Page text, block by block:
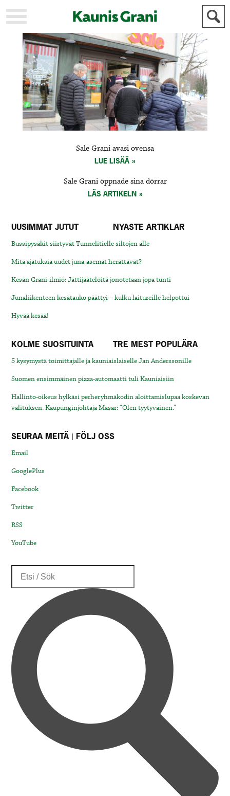
KAUPUNKI
STADEN
AJANKOHTAISTA
AKTUELLT
URHEILU
IDROTT
KULTTUURI
KULTUR
HISTORIA
HISTORIA
YLEINEN
ALLMÄN
FÖR
ANNONSÖRER
Sale Grani avasi ovensa
LUE LISÄÄ
Sale Grani öppnade sina dörrar
LÄS ARTIKELN
UUSIMMAT JUTUT NYASTE ARTIKLAR
Bussipysäkit siirtyvät Tunnelitielle siltojen alle
Mitä ajatuksia uudet juna-asemat herättävät?
Kesän Grani-ilmiö: Jättijäätelöitä jonotetaan jopa tunti
Junaliikenteen kesätauko päättyi – kulku laitureille helpottui
Hyvää kesää!
KOLME SUOSITUINTA TRE MEST POPULÄRA
5 kysymystä toimittajalle ja kauniaislaiselle Jan Anderssonille
Suomen ensimmäinen pizza-automaatti tuli Kauniaisiin
Hallinto-oikeus hylkäsi perheryhmäkodin aloittamislupaa koskevan
valituksen. Kaupunginjohtaja Masar: “Olen tyytyväinen.”
SEURAA MEITÄ | FÖLJ OSS
Email
GooglePlus
Facebook
Twitter
RSS
YouTube